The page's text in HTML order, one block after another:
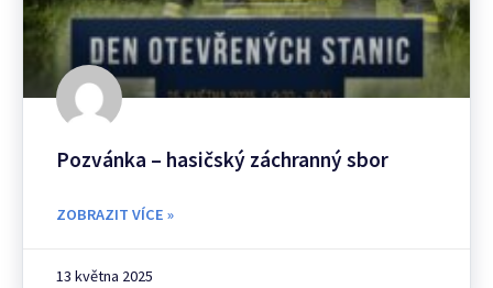
Pozvánka – hasičský záchranný sbor
ZOBRAZIT VÍCE »
13 května 2025